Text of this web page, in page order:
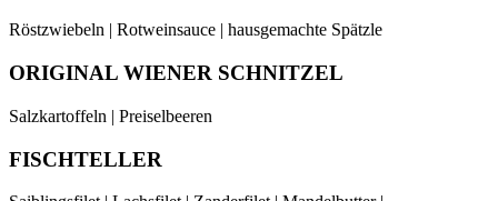
Röstzwiebeln | Rotweinsauce | hausgemachte Spätzle
ORIGINAL WIENER SCHNITZEL
Salzkartoffeln | Preiselbeeren
FISCHTELLER